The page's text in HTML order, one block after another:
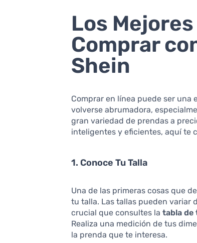
Los
Comprar
Shein
Comprar en línea puede ser
volverse abrumadora,
gran variedad de prendas a
inteligentes y eficientes, aquí te
1. Conoce Tu Talla
Una de las primeras cosas que
tu talla. Las tallas pueden variar
crucial que consultes latabla de
Realiza una medición de tus
la prenda que te interesa.